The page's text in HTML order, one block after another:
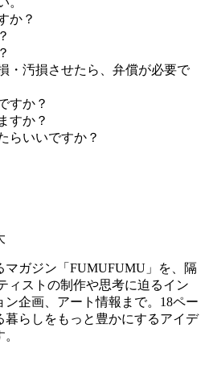
か？
・汚損させたら、弁償が必要で
すか？
すか？
らいいですか？
マガジン「FUMUFUMU」を、隔
ィストの制作や思考に迫るイン
企画、アート情報まで。18ペー
暮らしをもっと豊かにするアイデ